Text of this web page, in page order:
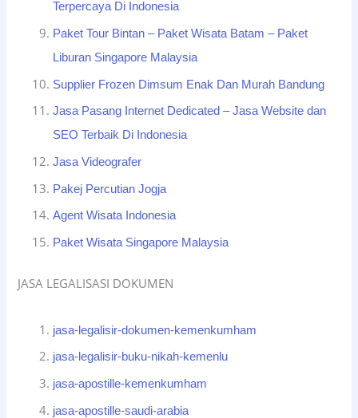
Terpercaya Di Indonesia
Paket Tour Bintan – Paket Wisata Batam – Paket
Liburan Singapore Malaysia
Supplier Frozen Dimsum Enak Dan Murah Bandung
Jasa Pasang Internet Dedicated – Jasa Website dan
SEO Terbaik Di Indonesia
Jasa Videografer
Pakej Percutian Jogja
Agent Wisata Indonesia
Paket Wisata Singapore Malaysia
JASA LEGALISASI DOKUMEN
jasa-legalisir-dokumen-kemenkumham
jasa-legalisir-buku-nikah-kemenlu
jasa-apostille-kemenkumham
jasa-apostille-saudi-arabia